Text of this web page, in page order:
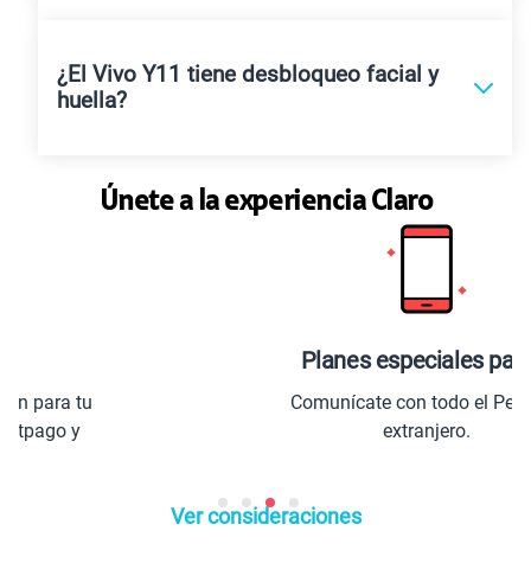
¿El Vivo Y11 tiene desbloqueo facial y
huella?
Únete a la experiencia Claro
Planes especiales para ti
Comunícate con todo el Perú y el
Ver consideraciones